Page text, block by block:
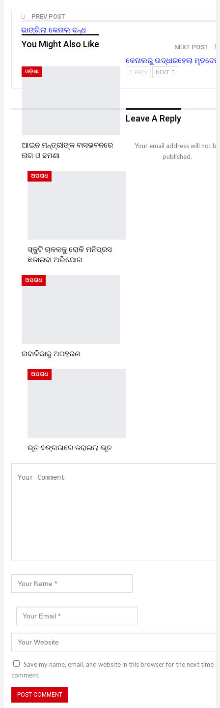
PREV POST
ଭାଙ୍ଗିଲା କେନାଲ ବନ୍ଧ
NEXT POST
କେନାଲରୁ ଉଦ୍ଧାରହେଲା ମୃତଦେହ
You Might Also Like
ଓଡ଼ିଶା
ଆଇନ ମନ୍ତ୍ରୀଙ୍କ ବାସଭବନରେ
ନାଗ ଓ ଢମଣା
ଅପରାଧ
ସ୍କୁଟି ଚାଳକକୁ ରୋକି ମନିପ୍ରସ
ଛଡାଇବା ଅଭିଯୋଗ
ଅପରାଧ
ନାବାଳିକାକୁ ଅପହରଣ
ଅପରାଧ
ଭୂତ ବଙ୍ଗଳାରେ ଡରାଇଲା ଭୂତ
PREV NEXT
Leave A Reply
Your email address will not be
published.
Save my name, email, and website in this browser for the next time I
comment.